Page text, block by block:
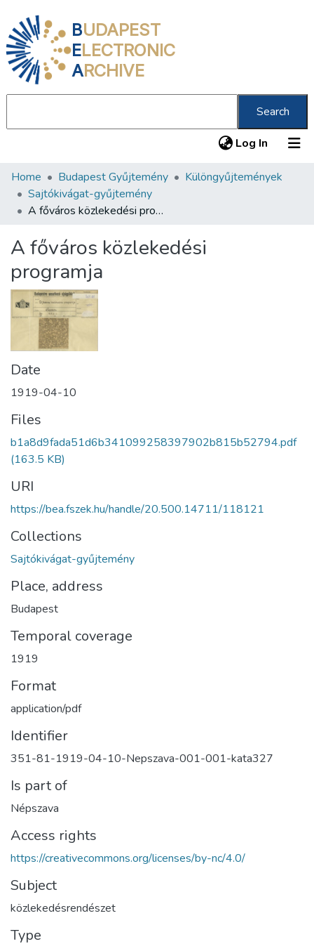
BUDAPEST
ELECTRONIC
ARCHIVE
Search
Log In (current)
Communities & Collections
All of DSpace
Home Budapest Gyűjtemény
Különgyűjtemények
Sajtókivágat-gyűjtemény
A főváros közlekedési programja
A főváros közlekedési
programja
Date
1919-04-10
Files
b1a8d9fada51d6b341099258397902b815b52794.pdf
(163.5 KB)
URI
https://bea.fszek.hu/handle/20.500.14711/118121
Collections
Sajtókivágat-gyűjtemény
Place, address
Budapest
Temporal coverage
1919
Format
application/pdf
Identifier
351-81-1919-04-10-Nepszava-001-001-kata327
Is part of
Népszava
Access rights
https://creativecommons.org/licenses/by-nc/4.0/
Subject
közlekedésrendészet
Type